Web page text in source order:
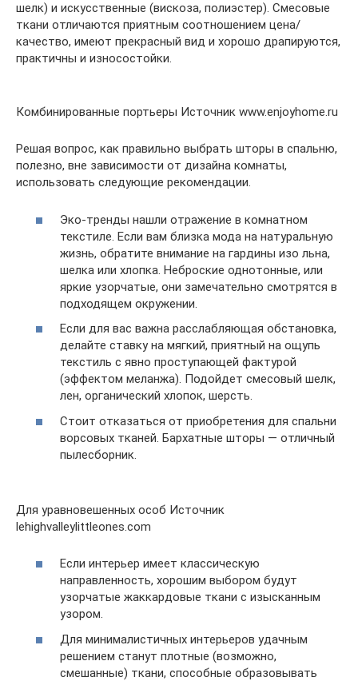
шелк) и искусственные (вискоза, полиэстер). Смесовые
ткани отличаются приятным соотношением цена/
качество, имеют прекрасный вид и хорошо драпируются,
практичны и износостойки.
Комбинированные портьеры Источник www.enjoyhome.ru
Решая вопрос, как правильно выбрать шторы в спальню,
полезно, вне зависимости от дизайна комнаты,
использовать следующие рекомендации.
Эко-тренды нашли отражение в комнатном
текстиле. Если вам близка мода на натуральную
жизнь, обратите внимание на гардины изо льна,
шелка или хлопка. Неброские однотонные, или
яркие узорчатые, они замечательно смотрятся в
подходящем окружении.
Если для вас важна расслабляющая обстановка,
делайте ставку на мягкий, приятный на ощупь
текстиль с явно проступающей фактурой
(эффектом меланжа). Подойдет смесовый шелк,
лен, органический хлопок, шерсть.
Стоит отказаться от приобретения для спальни
ворсовых тканей. Бархатные шторы — отличный
пылесборник.
Для уравновешенных особ Источник
lehighvalleylittleones.com
Если интерьер имеет классическую
направленность, хорошим выбором будут
узорчатые жаккардовые ткани с изысканным
узором.
Для минималистичных интерьеров удачным
решением станут плотные (возможно,
смешанные) ткани, способные образовывать